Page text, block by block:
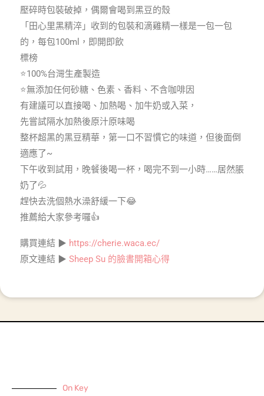
壓碎時包裝破掉，偶爾會喝到黑豆的殼
「田心里黑精淬」收到的包裝和滴雞精一樣是一包一包
的，每包100ml，即開即飲
標榜
⭐️100%台灣生產製造
⭐️無添加任何砂糖、色素、香料、不含咖啡因
有建議可以直接喝、加熱喝、加牛奶或入菜，
先嘗試隔水加熱後原汁原味喝
整杯超黑的黑豆精華，第一口不習慣它的味道，但後面倒
適應了~
下午收到試用，晚餐後喝一杯，喝完不到一小時……居然脹
奶了💦
趕快去洗個熱水澡舒緩一下😂
推薦給大家參考囉👍
購買連結 ▶ https://cherie.waca.ec/
原文連結 ▶ Sheep Su 的臉書開箱心得
On Key